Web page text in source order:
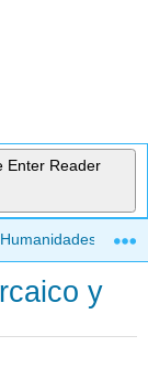
Enter Reader
Humanidades
y